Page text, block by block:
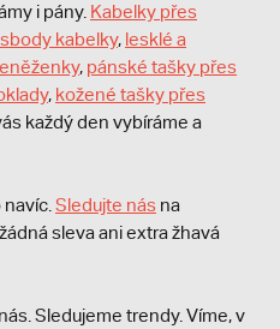
i pány. Kabelky přes
kabelky, lesklé a
, pánské tašky přes
, kožené tašky přes
každý den vybíráme a
Sledujte nás na
sleva ani extra žhavá
Sledujeme trendy. Víme, v